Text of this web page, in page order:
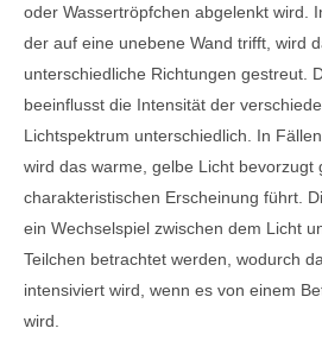
oder Wassertröpfchen abgelenkt wird.
der auf eine unebene Wand trifft, wird
unterschiedliche Richtungen gestreut.
beeinflusst die Intensität der
Lichtspektrum unterschiedlich. In
wird das warme, gelbe Licht bevorzugt
charakteristischen Erscheinung führt.
ein Wechselspiel zwischen dem Licht
Teilchen betrachtet werden, wodurch
intensiviert wird, wenn es von einem
wird.